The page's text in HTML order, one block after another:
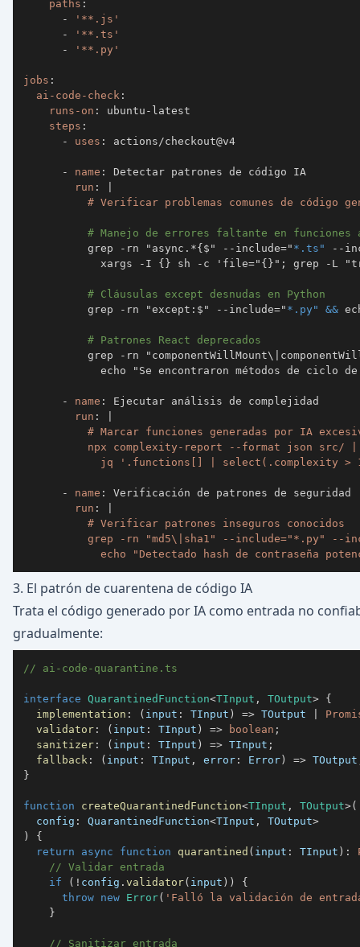
paths :
-
'**.js'
-
'**.ts'
-
'**.py'
jobs :
ai-code-check :
runs-on : ubuntu -
steps :
-
uses :
- name :
run :
# Verificar problemas comunes de código
# Manejo de errores faltante en funciones
          grep
- rn "async.*{$" - - include=" *.ts" - -
            xargs
- I {} sh - c 'file=" {} "; grep - L
# Cláusulas except desnudas en Python
          grep
- rn "except : $" - - include=" *.py" &&
# Patrones React deprecados
          grep
- rn "componentWillMount\
echo "Se encontraron métodos de ciclo
- name :
run :
jq '.functions[] | select(.complexity >
- name :
run :
echo "Detectado hash de contraseña
3. El patrón de cuarentena de código IA
Trata el código generado por IA como entrada no
gradualmente:
// ai-code-quarantine.ts
interface QuarantinedFunction<TInput , TOutput> {
implementation : ( input : TInput ) => TOutput
validator : ( input : TInput ) => boolean ;
sanitizer : ( input : TInput ) => TInput ;
fallback : ( input : TInput , error : Error) => TOutput
}
function createQuarantinedFunction<TInput , TOutput>(
  config
: QuarantinedFunction<TInput , TOutput>
)
{
return
async function quarantined ( input : TInput ) :
// Validar entrada
if
( ! config . validator( input ) )
{
throw new Error( 'Falló la validación de
}
// Sanitizar entrada